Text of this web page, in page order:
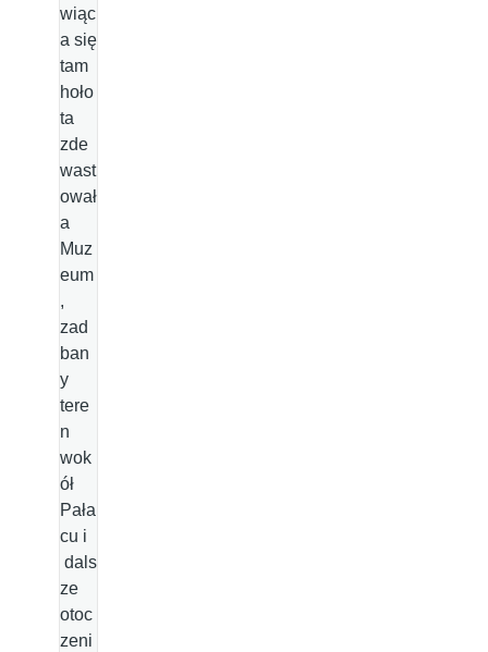
wiąc
a się
tam
hoło
ta
zde
wast
ował
a
Muz
eum
,
zad
ban
y
tere
n
wok
ół
Pała
cu i
dals
ze
otoc
zeni